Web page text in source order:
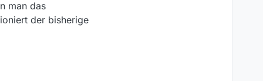
man das
der bisherige